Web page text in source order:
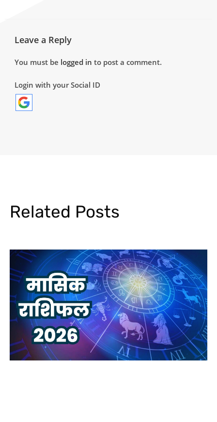
Leave a Reply
You must be logged in to post a comment.
Login with your Social ID
Related Posts